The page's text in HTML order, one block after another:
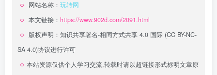
网站名称： 玩转网
本文链接： https://www.902d.com/2091.html
版权声明： 知识共享署名-相同方式共享 4.0 国际 (CC BY-NC-
SA 4.0)协议进行许可
本站资源仅供个人学习交流,转载时请以超链接形式标明文章原